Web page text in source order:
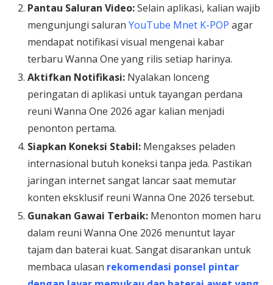
Pantau Saluran Video:Selain aplikasi, kalian wajib
mengunjungi saluran YouTube Mnet K-POP agar
mendapat notifikasi visual mengenai kabar
terbaru Wanna One yang rilis setiap harinya.
Aktifkan Notifikasi: Nyalakan lonceng
peringatan di aplikasi untuk tayangan perdana
reuni Wanna One 2026 agar kalian menjadi
penonton pertama.
Siapkan Koneksi Stabil: Mengakses peladen
internasional butuh koneksi tanpa jeda. Pastikan
jaringan internet sangat lancar saat memutar
konten eksklusif reuni Wanna One 2026 tersebut.
Gunakan Gawai Terbaik: Menonton momen haru
dalam reuni Wanna One 2026 menuntut layar
tajam dan baterai kuat. Sangat disarankan untuk
membaca ulasan rekomendasi ponsel pintar